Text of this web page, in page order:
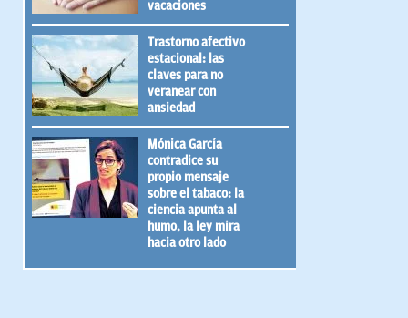
vacaciones
Trastorno afectivo
estacional: las
claves para no
veranear con
ansiedad
Mónica García
contradice su
propio mensaje
sobre el tabaco: la
ciencia apunta al
humo, la ley mira
hacia otro lado